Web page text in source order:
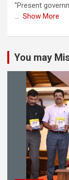
"Present
... Show More
You may